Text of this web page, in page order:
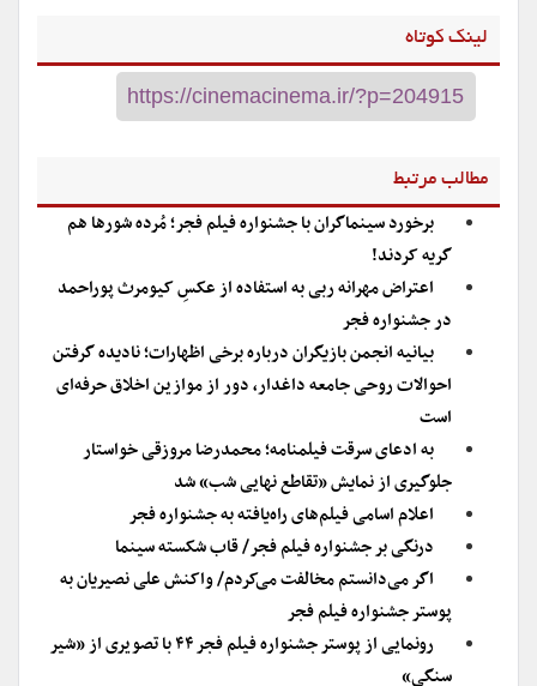
لینک کوتاه
مطالب مرتبط
برخورد سینماگران با جشنواره فیلم فجر؛ مُرده شورها هم
گریه کردند!
اعتراض مهرانه ربی به استفاده از عکسِ کیومرث پوراحمد
در جشنواره فجر
بیانیه انجمن بازیگران درباره برخی اظهارات؛ نادیده گرفتن
احوالات روحی جامعه داغدار، دور از موازین اخلاق حرفه‌ای
است
به ادعای سرقت فیلمنامه؛ محمدرضا مروزقی خواستار
جلوگیری از نمایش «تقاطع نهایی شب» شد
اعلام اسامی فیلم‌های راه‌یافته به جشنواره فجر
درنگی بر جشنواره فیلم فجر/ قاب شکسته سینما
اگر می‌دانستم مخالفت می‌کردم/ واکنش علی نصیریان به
پوستر جشنواره فیلم فجر
رونمایی از پوستر جشنواره فیلم فجر ۴۴ با تصویری از «شیر
سنگی»